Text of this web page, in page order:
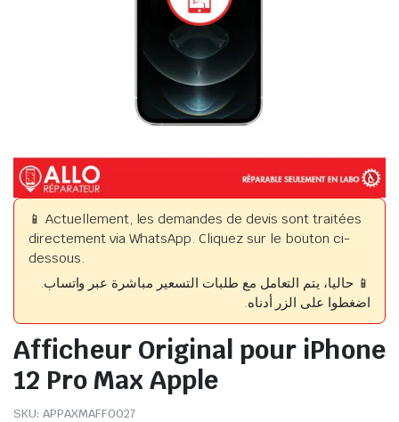
📱 Actuellement, les demandes de devis sont traitées
directement via WhatsApp. Cliquez sur le bouton ci-
dessous.
📱 حاليا، يتم التعامل مع طلبات التسعير مباشرة عبر واتساب.
اضغطوا على الزر أدناه.
Afficheur Original pour iPhone
12 Pro Max Apple
SKU: APPAXMAFF0027